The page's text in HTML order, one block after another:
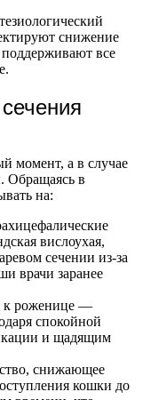
снижение
все
момент, а в случае
Обращаясь в
на:
вислоухая,
сечении из-за
врачи заранее
к роженице —
спокойной
и щадящим
снижающее
кошки до